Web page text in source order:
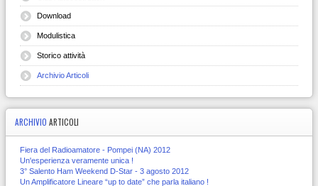
Download
Modulistica
Storico attività
Archivio Articoli
ARCHIVIO ARTICOLI
Fiera del Radioamatore - Pompei (NA) 2012
Un'esperienza veramente unica !
3° Salento Ham Weekend D-Star - 3 agosto 2012
Un Amplificatore Lineare “up to date” che parla italiano !